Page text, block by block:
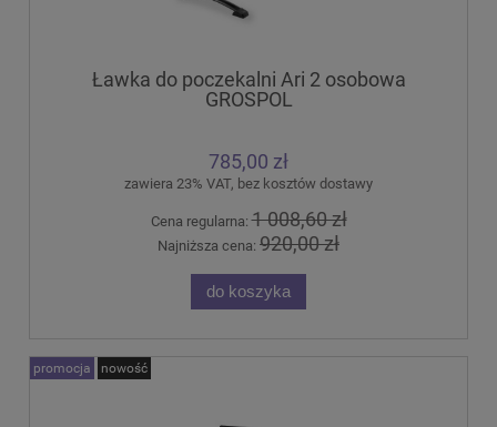
Ławka do poczekalni Ari 2 osobowa
GROSPOL
785,00 zł
zawiera 23% VAT, bez kosztów dostawy
Cena regularna:1 008,60 zł
Najniższa cena: 920,00 zł
do koszyka
promocja nowość